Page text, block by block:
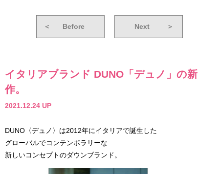
＜ Before Next ＞
イタリアブランド DUNO「デュノ」の新
作。
2021.12.24 UP
DUNO〈デュノ〉は2012年にイタリアで誕生した
グローバルでコンテンポラリーな
新しいコンセプトのダウンブランド。